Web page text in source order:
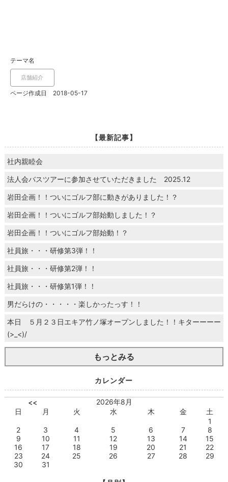
テーマ名
店舗紹介
ページ作成日 2018-05-17
【最新記事】
社内親睦会
法人会バスツアーに参加させていただきました 2025.12
岩田企画！！ついにゴルフ部に動きがありました！？
岩田企画！！ついにゴルフ部始動しました！？
岩田企画！！ついにゴルフ部始動！？
社員旅・・・研修第3弾！！
社員旅・・・研修第2弾！！
社員旅・・・研修第1弾！！
男だらけの・・・・・楽しかったっす！！
本日 ５月２３日エキア竹ノ塚オープンしました！！キターーーー
(>_<)/
もっとみる
カレンダー
<<
2026年8月
日
月 火 水 木 金
土
1
2
3 4 5 6 7
8
9
10 11 12 13 14
15
16
17 18 19 20 21
22
23
24 25 26 27 28
29
30
31